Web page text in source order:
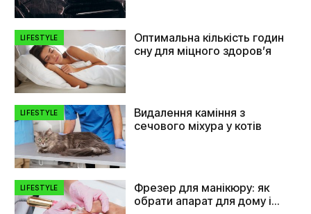
LIFESTYLE
Оптимальна кількість годин
сну для міцного здоров’я
LIFESTYLE
Видалення каміння з
сечового міхура у котів
LIFESTYLE
Фрезер для манікюру: як
обрати апарат для дому і